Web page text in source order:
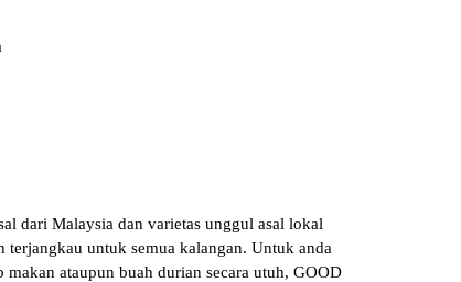
dari Malaysia dan varietas unggul asal lokal
untuk semua kalangan. Untuk anda
makan ataupun buah durian secara utuh, GOOD